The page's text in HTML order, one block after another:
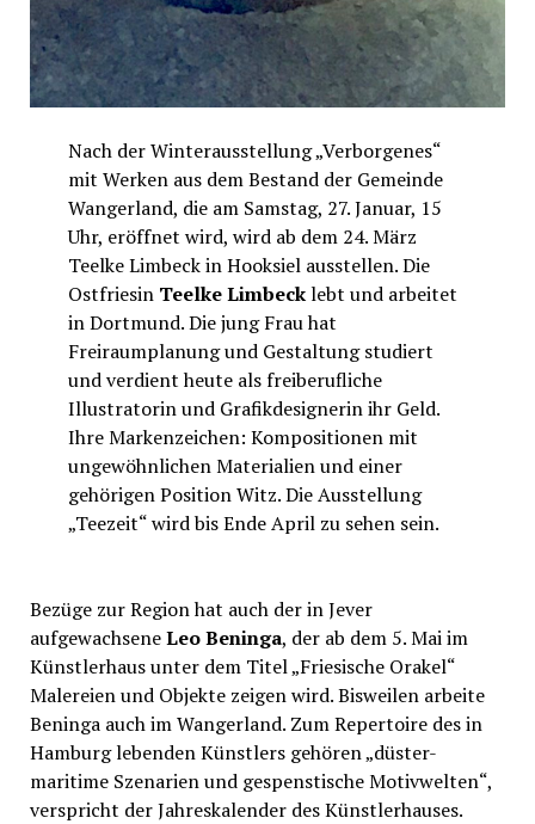
Nach der Winterausstellung „Verborgenes“
mit Werken aus dem Bestand der Gemeinde
Wangerland, die am Samstag, 27. Januar, 15
Uhr, eröffnet wird, wird ab dem 24. März
Teelke Limbeck in Hooksiel ausstellen. Die
Ostfriesin Teelke Limbecklebt und arbeitet
in Dortmund. Die jung Frau hat
Freiraumplanung und Gestaltung studiert
und verdient heute als freiberufliche
Illustratorin und Grafikdesignerin ihr Geld.
Ihre Markenzeichen: Kompositionen mit
ungewöhnlichen Materialien und einer
gehörigen Position Witz. Die Ausstellung
„Teezeit“ wird bis Ende April zu sehen sein.
Bezüge zur Region hat auch der in Jever
aufgewachseneLeo Beninga, der ab dem 5. Mai im
Künstlerhaus unter dem Titel „Friesische Orakel“
Malereien und Objekte zeigen wird. Bisweilen arbeite
Beninga auch im Wangerland. Zum Repertoire des in
Hamburg lebenden Künstlers gehören „düster-
maritime Szenarien und gespenstische Motivwelten“,
verspricht der Jahreskalender des Künstlerhauses.